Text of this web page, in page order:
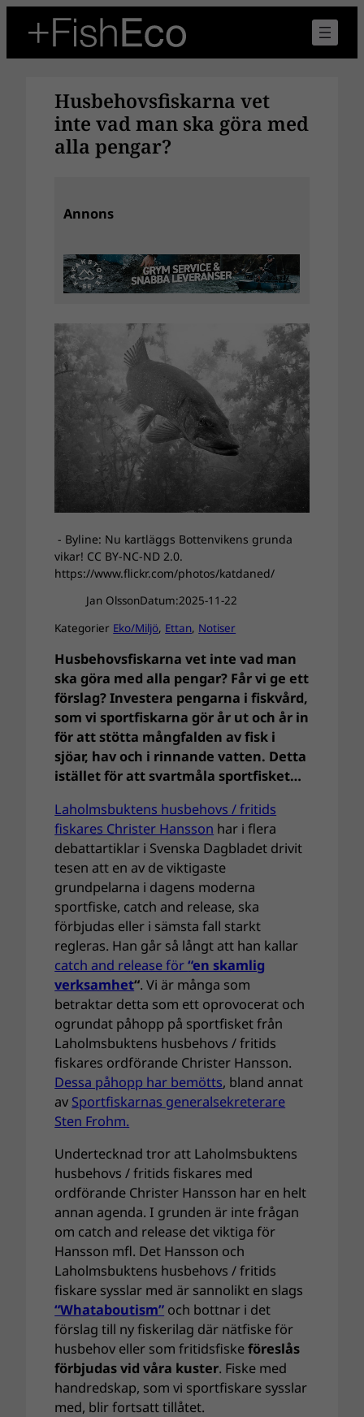
innehåll
Husbehovsfiskarna vet
inte vad man ska göra med
alla pengar?
Annons
- Byline: Nu kartläggs Bottenvikens grunda
vikar! CC BY-NC-ND 2.0.
https://www.flickr.com/photos/katdaned/
Jan OlssonDatum:2025-11-22
Kategorier Eko/Miljö, Ettan, Notiser
Husbehovsfiskarna vet inte vad man
ska göra med alla pengar? Får vi ge ett
förslag? Investera pengarna i fiskvård,
som vi sportfiskarna gör år ut och år in
för att stötta mångfalden av fisk i
sjöar, hav och i rinnande vatten. Detta
istället för att svartmåla sportfisket…
Laholmsbuktens husbehovs / fritids
fiskares Christer Hansson har i flera
debattartiklar i Svenska Dagbladet drivit
tesen att en av de viktigaste
grundpelarna i dagens moderna
sportfiske, catch and release, ska
förbjudas eller i sämsta fall starkt
regleras. Han går så långt att han kallar
catch and release för“en skamlig
verksamhet“. Vi är många som
betraktar detta som ett oprovocerat och
ogrundat påhopp på sportfisket från
Laholmsbuktens husbehovs / fritids
fiskares ordförande Christer Hansson.
Dessa påhopp har bemötts, bland annat
av Sportfiskarnas generalsekreterare
Sten Frohm.
Undertecknad tror att Laholmsbuktens
husbehovs / fritids fiskares med
ordförande Christer Hansson har en helt
annan agenda. I grunden är inte frågan
om catch and release det viktiga för
Hansson mfl. Det Hansson och
Laholmsbuktens husbehovs / fritids
fiskare sysslar med är sannolikt en slags
“Whataboutism” och bottnar i det
förslag till ny fiskerilag där nätfiske för
husbehov eller som fritidsfiskeföreslås
förbjudas vid våra kuster. Fiske med
handredskap, som vi sportfiskare sysslar
med, blir fortsatt tillåtet.